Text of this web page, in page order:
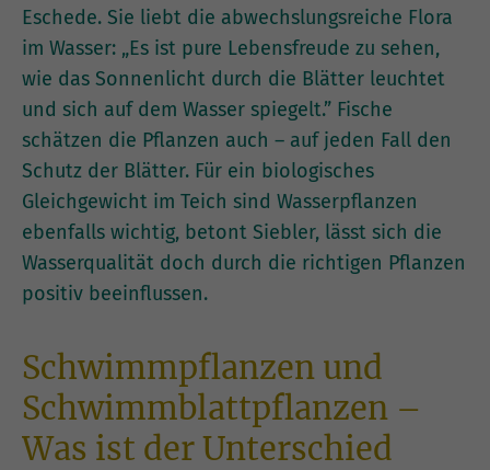
Eschede. Sie liebt die abwechslungsreiche Flora
im Wasser: „Es ist pure Lebensfreude zu sehen,
wie das Sonnenlicht durch die Blätter leuchtet
und sich auf dem Wasser spiegelt.” Fische
schätzen die Pflanzen auch – auf jeden Fall den
Schutz der Blätter. Für ein biologisches
Gleichgewicht im Teich sind Wasserpflanzen
ebenfalls wichtig, betont Siebler, lässt sich die
Wasserqualität doch durch die richtigen Pflanzen
positiv beeinflussen.
Schwimmpflanzen und
Schwimmblattpflanzen –
Was ist der Unterschied